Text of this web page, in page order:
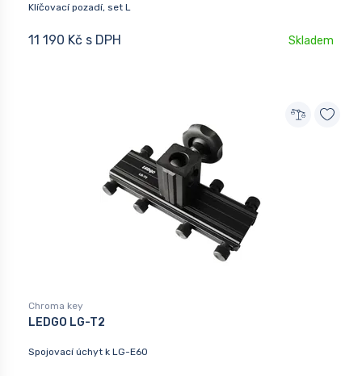
Klíčovací pozadí, set L
11 190 Kč s DPH Skladem
Chroma key
LEDGO LG-T2
Spojovací úchyt k LG-E60